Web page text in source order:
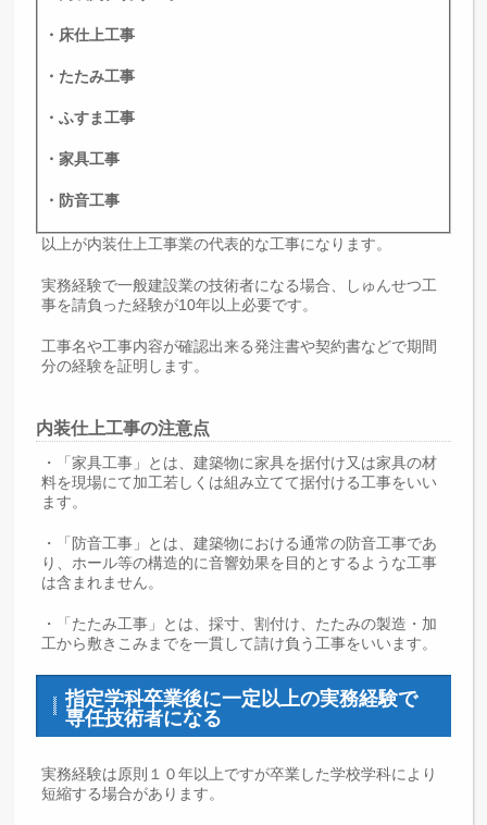
・床仕上工事
・たたみ工事
・ふすま工事
・家具工事
・防音工事
以上が内装仕上工事業の代表的な工事になります。
実務経験で一般建設業の技術者になる場合、しゅんせつ工
事を請負った経験が10年以上必要です。
工事名や工事内容が確認出来る発注書や契約書などで期間
分の経験を証明します。
内装仕上工事の注意点
・「家具工事」とは、建築物に家具を据付け又は家具の材
料を現場にて加工若しくは組み立てて据付ける工事をいい
ます。
・「防音工事」とは、建築物における通常の防音工事であ
り、ホール等の構造的に音響効果を目的とするような工事
は含まれません。
・「たたみ工事」とは、採寸、割付け、たたみの製造・加
工から敷きこみまでを一貫して請け負う工事をいいます。
指定学科卒業後に一定以上の実務経験で
専任技術者になる
実務経験は原則１０年以上ですが卒業した学校学科により
短縮する場合があります。